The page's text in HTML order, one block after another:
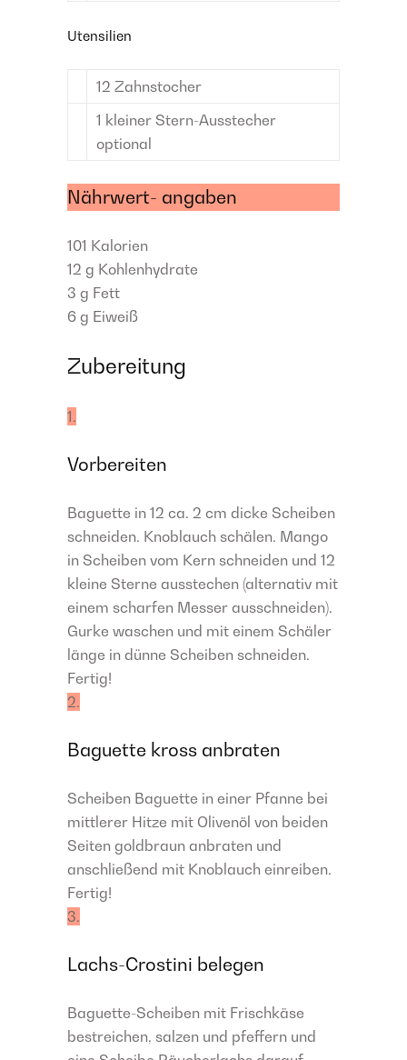
Utensilien
12 Zahnstocher
1 kleiner Stern-Ausstecher
optional
Nährwert- angaben
101 Kalorien
12 g Kohlenhydrate
3 g Fett
6 g Eiweiß
Zubereitung
1.
Vorbereiten
Baguette in 12 ca. 2 cm dicke Scheiben
schneiden. Knoblauch schälen. Mango
in Scheiben vom Kern schneiden und 12
kleine Sterne ausstechen (alternativ mit
einem scharfen Messer ausschneiden).
Gurke waschen und mit einem Schäler
länge in dünne Scheiben schneiden.
Fertig!
2.
Baguette kross anbraten
Scheiben Baguette in einer Pfanne bei
mittlerer Hitze mit Olivenöl von beiden
Seiten goldbraun anbraten und
anschließend mit Knoblauch einreiben.
Fertig!
3.
Lachs-Crostini belegen
Baguette-Scheiben mit Frischkäse
bestreichen, salzen und pfeffern und